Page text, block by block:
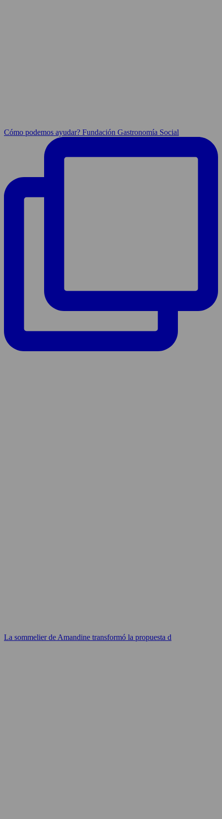
Cómo podemos ayudar? Fundación Gastronomía Social
La sommelier de Amandine transformó la propuesta d